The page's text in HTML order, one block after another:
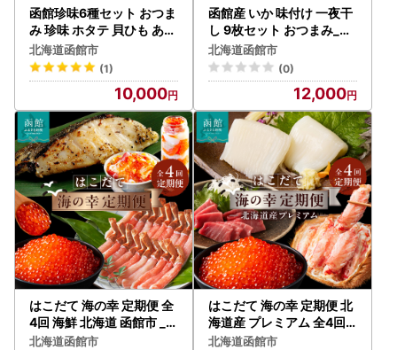
函館珍味6種セット おつま
み 珍味 ホタテ 貝ひも あた
りめ 焼きいか いかげそ_H
D246-001
北海道函館市
(1)
10,000
函館産 いか 味付け 一夜干
し 9枚セット おつまみ_HD
010-005
北海道函館市
(0)
12,000
はこだて 海の幸 定期便 全
4回 海鮮 北海道 函館市 _H
S001-007
北海道函館市
はこだて 海の幸 定期便 北
海道産 プレミアム 全4回
海鮮 函館市 _HS001-008
北海道函館市